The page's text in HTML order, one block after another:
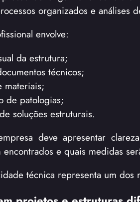
organizados e análises
envolve:
da estrutura;
técnicos;
materiais;
de patologias;
soluções estruturais.
deve apresentar
e quais medidas
técnica representa um